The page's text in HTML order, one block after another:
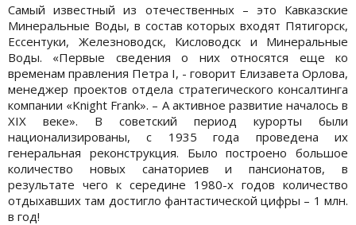
Самый известный из отечественных – это Кавказские
Минеральные Воды, в состав которых входят Пятигорск,
Ессентуки, Железноводск, Кисловодск и Минеральные
Воды. «Первые сведения о них относятся еще ко
временам правления Петра I, - говорит Елизавета Орлова,
менеджер проектов отдела стратегического консалтинга
компании «Knight Frank». – А активное развитие началось в
XIX веке». В советский период курорты были
национализированы, с 1935 года проведена их
генеральная реконструкция. Было построено большое
количество новых санаториев и пансионатов, в
результате чего к середине 1980-х годов количество
отдыхавших там достигло фантастической цифры – 1 млн.
в год!